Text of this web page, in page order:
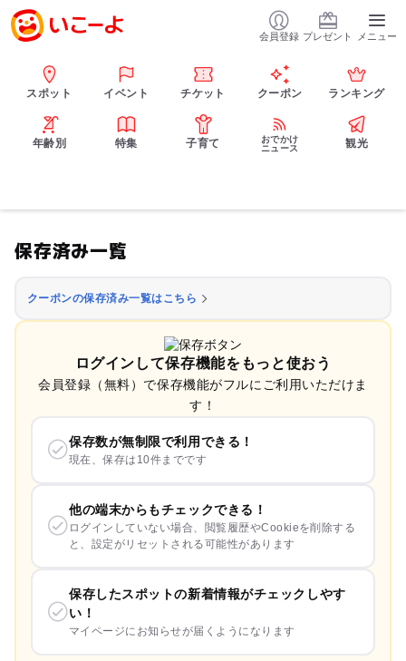
会員登録 プレゼント メニュー
スポット イベント チケット クーポン ランキング
年齢別 特集 子育て
おでかけ
ニュース
観光
保存済み一覧
クーポンの保存済み一覧はこちら
ログインして保存機能をもっと使おう
会員登録（無料）で保存機能がフルにご利用いただけま
す！
保存数が無制限で利用できる！
現在、保存は10件までです
他の端末からもチェックできる！
ログインしていない場合、閲覧履歴やCookieを削除する
と、設定がリセットされる可能性があります
保存したスポットの新着情報がチェックしやす
い！
マイページにお知らせが届くようになります